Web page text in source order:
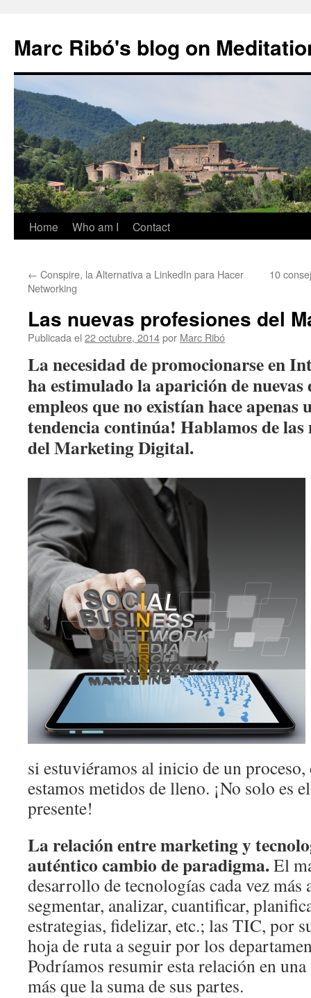
Marc Ribó's blog on
Saltar
contenido
Home Who am I Contact
← Conspire, la Alternativa a LinkedIn para Hacer
Networking
10
Las nuevas profesiones del
Publicada el 22 octubre, 2014por Marc Ribó
La necesidad de promocionarse en
ha estimulado la aparición de nuevas
empleos que no existían hace apenas
tendencia continúa! Hablamos de las
del Marketing Digital.
si estuviéramos al inicio de un
estamos metidos de lleno. ¡No solo es
presente!
La relación entre marketing y
auténtico cambio de paradigma.El
desarrollo de tecnologías cada vez más
segmentar, analizar, cuantificar,
estrategias, fidelizar, etc.; las TIC, por
hoja de ruta a seguir por los
Podríamos resumir esta relación en
más que la suma de sus partes.